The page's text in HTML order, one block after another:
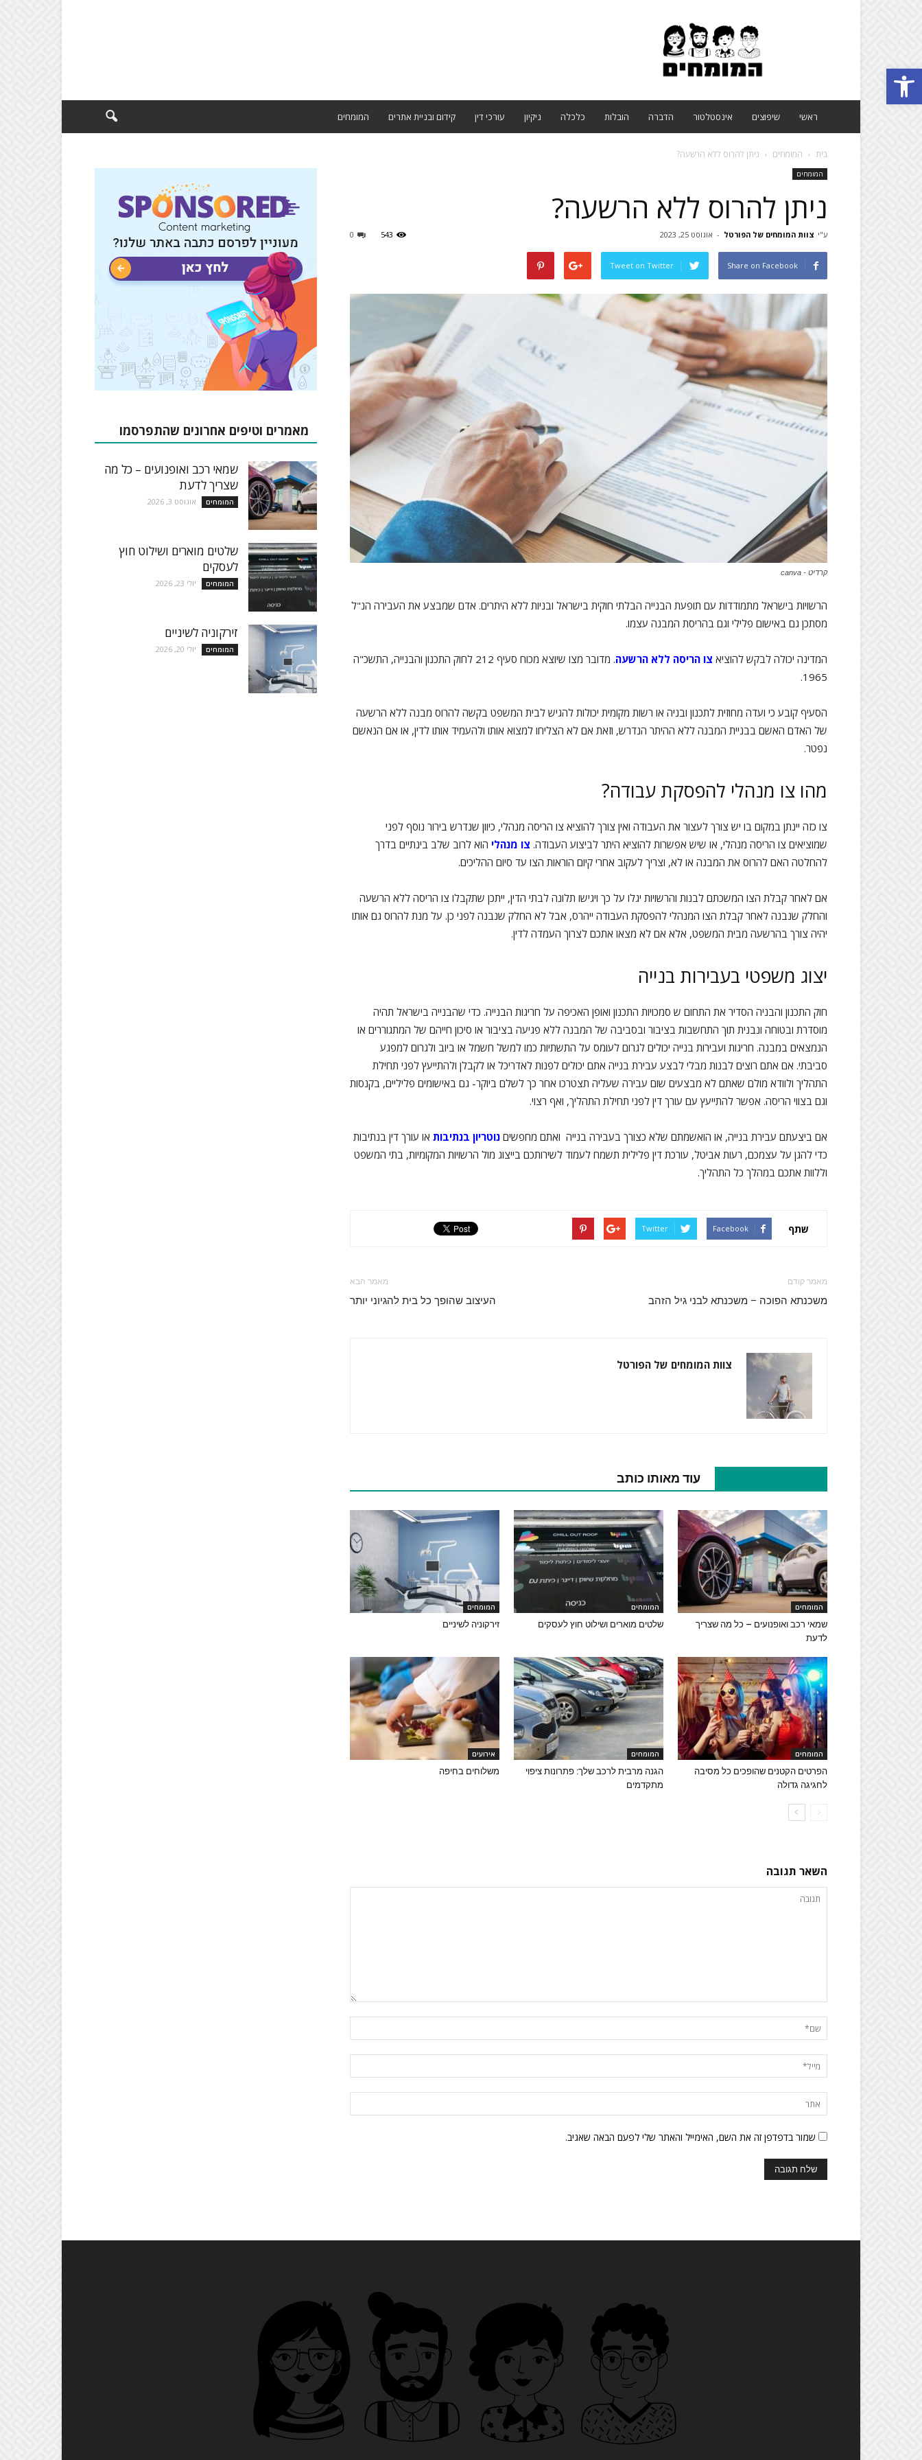
Open toolbar
ראשי שיפוצים אינסטלטור הדברה הובלות כלכלה ניקיון עורכי דין קידום ובניית אתרים המומחים
בית המומחים ניתן להרוס ללא הרשעה?
המומחים
ניתן להרוס ללא הרשעה?
ע"י צוות המומחים של הפורטל - אוגוסט 25, 2023 0 543
Share on Facebook
Tweet on Twitter
קרדיט - canva
הרשויות בישראל מתמודדות עם תופעת הבנייה הבלתי חוקית בישראל ובניות ללא היתרים. אדם שמבצע את העבירה הנ"ל
מסתכן גם באישום פלילי וגם בהריסת המבנה עצמו.
המדינה יכולה לבקש להוציא צו הריסה ללא הרשעה
. מדובר מצו שיוצא מכוח סעיף 212 לחוק התכנון והבנייה, התשכ"ה
1965.
הסעיף קובע כי ועדה מחוזית לתכנון ובניה או רשות מקומית יכולות להגיש לבית המשפט בקשה להרוס מבנה ללא הרשעה
של האדם האשם בבניית המבנה ללא ההיתר הנדרש, וזאת אם לא הצליחו למצוא אותו ולהעמיד אותו לדין, או אם הנאשם
נפטר.
מהו צו מנהלי להפסקת עבודה?
צו כזה יינתן במקום בו יש צורך לעצור את העבודה ואין צורך להוציא צו הריסה מנהלי, כיוון שנדרש בירור נוסף לפני
שמוציאים צו הריסה מנהלי, או שיש אפשרות להוציא היתר לביצוע העבודה. צו מנהלי הוא לרוב שלב בינתיים בדרך
להחלטה האם להרוס את המבנה או לא, וצריך לעקוב אחרי קיום הוראות הצו עד סיום ההליכים.
אם לאחר קבלת הצו המשכתם לבנות והרשויות יגלו על כך ויגישו תלונה לבתי הדין, ייתכן שתקבלו צו הריסה ללא הרשעה
והחלק שנבנה לאחר קבלת הצו המנהלי להפסקת העבודה ייהרס, אבל לא החלק שנבנה לפני כן. על מנת להרוס גם אותו
יהיה צורך בהרשעה מבית המשפט, אלא אם לא מצאו אתכם לצרוך העמדה לדין.
יצוג משפטי בעבירות בנייה
חוק התכנון והבניה הסדיר את התחום ש סמכויות התכנון ואופן האכיפה על חריגות הבנייה. כדי שהבנייה בישראל תהיה
מוסדרת ובטוחה ונבנית תוך התחשבות בציבור ובסביבה של המבנה ללא פגיעה בציבור או סיכון חייהם של המתגוררים או
הנמצאים במבנה. חריגות ועבירות בנייה יכולים לגרום לעומס על התשתיות כמו למשל חשמל או ביוב ולגרום למפגע
סביבתי. אם אתם רוצים לבנות מבלי לבצע עבירת בנייה אתם יכולים לפנות לאדריכל או לקבלן ולהתייעץ לפני תחילת
התהליך ולוודא מולם שאתם לא מבצעים שום עבירה שעליה תצטרכו אחר כך לשלם ביוקר- גם באישומים פליליים, בקנסות
וגם בצווי הריסה. אפשר להתייעץ עם עורך דין לפני תחילת התהליך, ואף רצוי.
אם ביצעתם עבירת בנייה, או הואשמתם שלא כצורך בעבירה בנייה ואתם מחפשים נוטריון בנתיבות או עורך דין בנתיבות
כדי להגן על עצמכם, רעות אביטל, עורכת דין פלילית תשמח לעמוד לשירותכם בייצוג מול הרשויות המקומיות, בתי המשפט
וללוות אתכם במהלך כל התהליך.
שתף Facebook
Twitter
מאמר קודם
משכנתא הפוכה – משכנתא לבני גיל הזהב
מאמר הבא
העיצוב שהופך כל בית להגיוני יותר
צוות המומחים של הפורטל
עוד מאותו כותב
המומחים
שמאי רכב ואופנועים – כל מה שצריך
לדעת
המומחים
שלטים מוארים ושילוט חוץ לעסקים
המומחים
זירקוניה לשיניים
המומחים
הפרטים הקטנים שהופכים כל מסיבה
לחגיגה גדולה
המומחים
הגנה מרבית לרכב שלך: פתרונות ציפוי
מתקדמים
אירועים
משלוחים בחיפה
השאר תגובה
שמור בדפדפן זה את השם, האימייל והאתר שלי לפעם הבאה שאגיב.
מאמרים וטיפים אחרונים שהתפרסמו
שמאי רכב ואופנועים – כל מה
שצריך לדעת
המומחים אוגוסט 3, 2026
שלטים מוארים ושילוט חוץ
לעסקים
המומחים יולי 23, 2026
זירקוניה לשיניים
המומחים יולי 20, 2026